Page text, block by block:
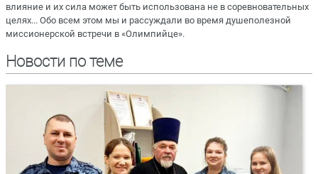
влияние и их сила может быть использована не в соревновательных
целях... Обо всем этом мы и рассуждали во время душеполезной
миссионерской встречи в «Олимпийце».
Новости по теме